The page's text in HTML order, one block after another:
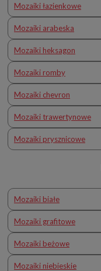
Mozaiki łazienkowe
Mozaiki arabeska
Mozaiki heksagon
Mozaiki romby
Mozaiki chevron
Mozaiki trawertynowe
Mozaiki prysznicowe
Mozaiki białe
Mozaiki grafitowe
Mozaiki beżowe
Mozaiki niebieskie